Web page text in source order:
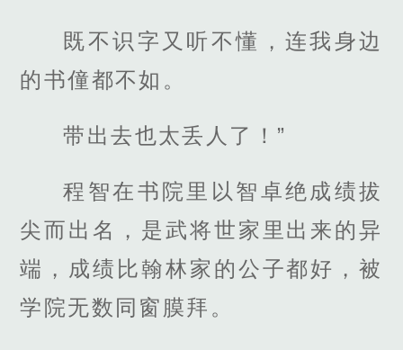
既不识字又听不懂，连我身边
的书僮都不如。
带出去也太丢人了！”
程智在书院里以智卓绝成绩拔
尖而出名，是武将世家里出来的异
端，成绩比翰林家的公子都好，被
学院无数同窗膜拜。